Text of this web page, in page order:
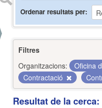
Ordenar resultats per
Filtres
Organitzacions:
Oficina
Contractació
Resultat de la